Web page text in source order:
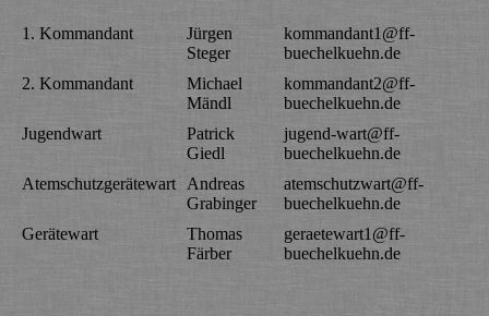
1. Kommandant
Jürgen
Steger
kommandant1@ff-
buechelkuehn.de
2. Kommandant
Michael
Mändl
kommandant2@ff-
buechelkuehn.de
Jugendwart
Patrick
Giedl
jugend-wart@ff-
buechelkuehn.de
Atemschutzgerätewart
Andreas
Grabinger
atemschutzwart@ff-
buechelkuehn.de
Gerätewart
Thomas
Färber
geraetewart1@ff-
buechelkuehn.de